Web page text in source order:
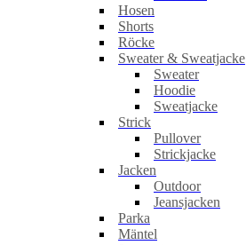
Hosen
Shorts
Röcke
Sweater & Sweatjacke
Sweater
Hoodie
Sweatjacke
Strick
Pullover
Strickjacke
Jacken
Outdoor
Jeansjacken
Parka
Mäntel